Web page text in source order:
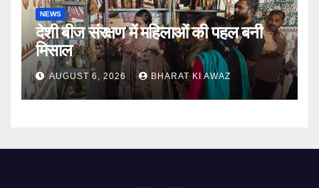
NEWS
देशी बीज संरक्षण में महिलाओं की पहल बनी
मिसाल
AUGUST 6, 2026 BHARAT KI AWAZ